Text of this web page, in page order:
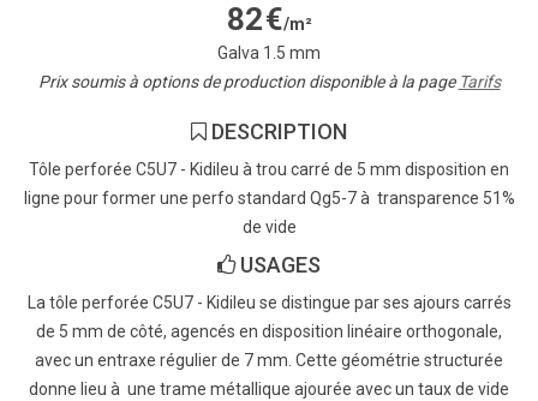
82€/m²
Galva 1.5 mm
Prix soumis à options de production disponible à la page Tarifs
DESCRIPTION
Tôle perforée C5U7 - Kidileu à trou carré de 5 mm disposition en
ligne pour former une perfo standard Qg5-7 à transparence 51%
de vide
USAGES
La tôle perforée C5U7 - Kidileu se distingue par ses ajours carrés
de 5 mm de côté, agencés en disposition linéaire orthogonale,
avec un entraxe régulier de 7 mm. Cette géométrie structurée
donne lieu à une trame métallique ajourée avec un taux de vide